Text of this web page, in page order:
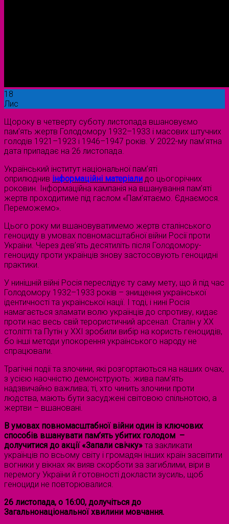
18
Лис
Щороку в четверту суботу листопада вшановуємо
пам’ять жертв Голодомору 1932–1933 і масових штучних
голодів 1921–1923 і 1946–1947 років. У 2022-му пам’ятна
дата припадає на 26 листопада.
Український інститут національної пам’яті
оприлюднив інформаційні матеріали до цьогорічних
роковин. Інформаційна кампанія на вшанування пам’яті
жертв проходитиме під гаслом «Пам’ятаємо. Єднаємося.
Переможемо».
Цього року ми вшановуватимемо жертв сталінського
геноциду в умовах повномасштабної війни Росії проти
України. Через дев’ять десятиліть після Голодомору-
геноциду проти українців знову застосовують геноцидні
практики.
У нинішній війні Росія переслідує ту саму мету, що й під час
Голодомору 1932–1933 років – знищення української
ідентичності та української нації. І тоді, і нині Росія
намагається зламати волю українців до спротиву, кидає
проти нас весь свій терористичний арсенал. Сталін у XX
столітті та Путін у XXI зробили вибір на користь геноцидів,
бо інші методи упокорення українського народу не
спрацювали.
Трагічні події та злочини, які розгортаються на наших очах,
з усією наочністю демонструють: жива пам’ять
надзвичайно важлива; ті, хто чинить злочини проти
людства, мають бути засуджені світовою спільнотою, а
жертви – вшановані.
В умовах повномасштабної війни один із ключових
способів вшанувати пам’ять убитих голодом –
долучитися до акції «Запали свічку» та закликати
українців по всьому світу і громадян інших країн засвітити
вогники у вікнах як вияв скорботи за загиблими, віри в
перемогу України й готовності докласти зусиль, щоб
геноциди не повторювалися.
26 листопада, о 16:00, долучіться до
Загальнонаціональної хвилини мовчання.